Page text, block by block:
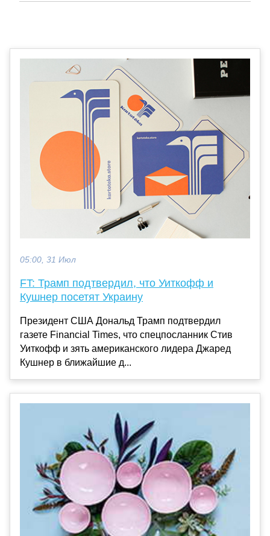
05:00, 31 Июл
FT: Трамп подтвердил, что Уиткофф и
Кушнер посетят Украину
Президент США Дональд Трамп подтвердил
газете Financial Times, что спецпосланник Стив
Уиткофф и зять американского лидера Джаред
Кушнер в ближайшие д...